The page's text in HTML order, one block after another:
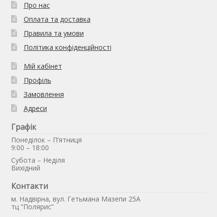
Про нас
Оплата та доставка
Правила та умови
Політика конфіденційності
Мій кабінет
Профіль
Замовлення
Адреси
Графік
Понеділок – П’ятниця
9:00 – 18:00
Субота – Неділя
Вихідний
Контакти
м. Надвірна, вул. Гетьмана Мазепи 25А
тц “Полярис”